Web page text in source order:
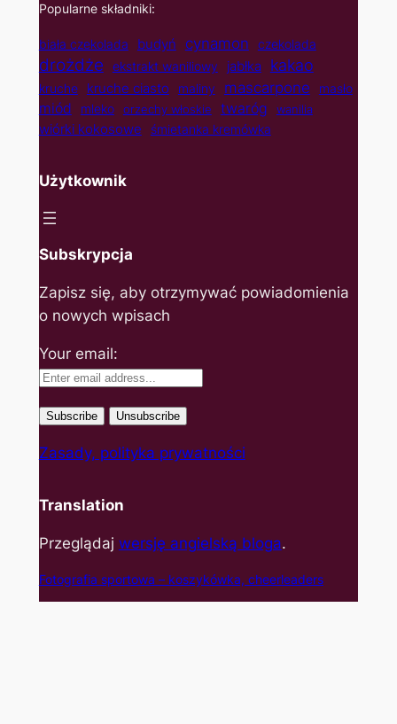
Popularne składniki:
biała czekolada budyń cynamon czekolada
drożdże ekstrakt waniliowy jabłka kakao
kruche kruche ciasto maliny mascarpone masło
miód mleko orzechy włoskie twaróg wanilia
wiórki kokosowe śmietanka kremówka
Użytkownik
Subskrypcja
Zapisz się, aby otrzymywać powiadomienia
o nowych wpisach
Your email:
Zasady, polityka prywatności
Translation
Przeglądaj wersję angielską bloga.
Fotografia sportowa – koszykówka, cheerleaders